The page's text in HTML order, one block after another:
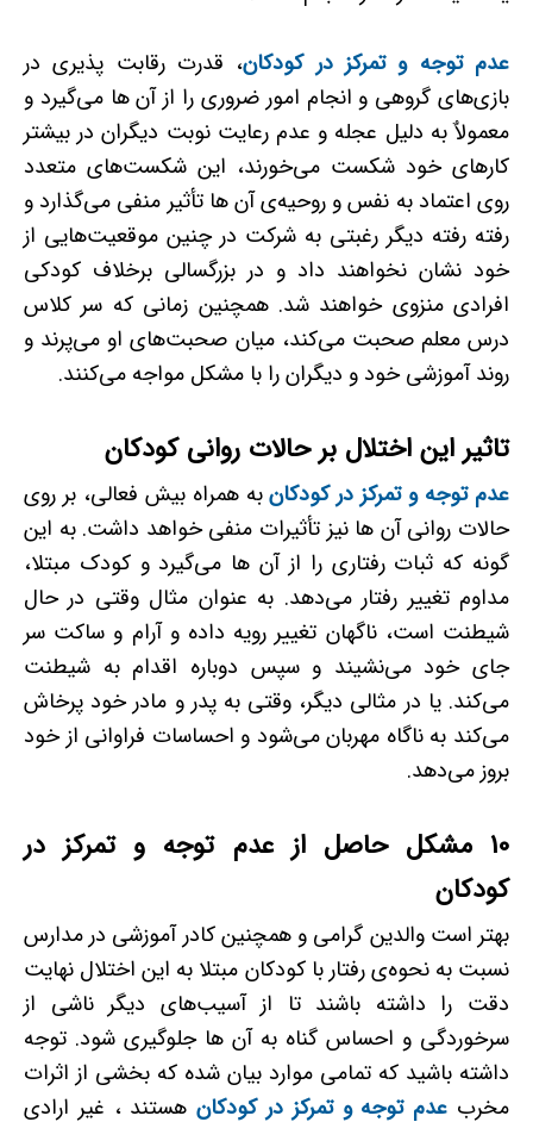
عدم توجه و تمرکز در کودکان، قدرت رقابت ­پذیری در
بازی‌های گروهی و انجام امور ضروری را از آن ها می‌گیرد و
معمولاٌ به دلیل عجله و عدم رعایت نوبت دیگران در بیشتر
کارهای خود شکست می‌خورند، این شکست‌های متعدد
روی اعتماد به نفس و روحیه‌ی آن ها تأثیر منفی می‌گذارد و
رفته ­رفته دیگر رغبتی به شرکت در چنین موقعیت‌هایی از
خود نشان نخواهند داد و در بزرگسالی برخلاف کودکی
افرادی منزوی خواهند شد. همچنین زمانی که سر کلاس
درس معلم صحبت می‌کند، میان صحبت‌های او می‌پرند و
روند آموزشی خود و دیگران را با مشکل مواجه می‌کنند.
تاثیر این اختلال بر حالات روانی کودکان
عدم توجه و تمرکز در کودکان به همراه بیش فعالی، بر روی
حالات روانی آن ها نیز تأثیرات منفی خواهد داشت. به این
گونه که ثبات رفتاری را از آن ها می‌گیرد و کودک مبتلا،
مداوم تغییر رفتار می‌دهد. به ­عنوان مثال وقتی در حال
شیطنت است، ناگهان تغییر رویه داده و آرام و ساکت سر
جای خود می‌نشیند و سپس دوباره اقدام به شیطنت
می‌کند. یا در مثالی دیگر، وقتی به پدر و مادر خود پرخاش
می‌کند به ناگاه مهربان می‌شود و احساسات فراوانی از خود
بروز می‌دهد.
10 مشکل حاصل از عدم توجه و تمرکز در
کودکان
بهتر است والدین گرامی و همچنین کادر آموزشی در مدارس
نسبت به نحوه‌ی رفتار با کودکان مبتلا به این اختلال نهایت
دقت را داشته باشند تا از آسیب‌های دیگر ناشی از
سرخوردگی و احساس گناه به آن ها جلوگیری شود. توجه
داشته باشید که تمامی موارد بیان شده که بخشی از اثرات
مخرب عدم توجه و تمرکز در کودکان هستند ، غیر ارادی